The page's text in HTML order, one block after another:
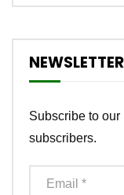
NEWSLETTER
Subscribe to
subscribers.